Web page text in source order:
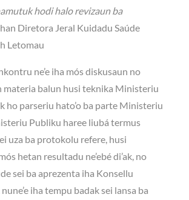
hodi halo revizaun ba
Diretora Jeral Kuidadu Saúde
Letomau
ne’e iha mós diskusaun no
materia balun husi teknika Ministeriu
ho parseriu hato’o ba parte Ministeriu
Publiku haree liubá termus
uza ba protokolu refere, husi
hetan resultadu ne’ebé di’ak, no
sei ba aprezenta iha Konsellu
iha tempu badak sei lansa ba